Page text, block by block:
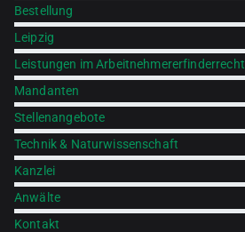
Bestellung
Leipzig
Leistungen im Arbeitnehmererfinderrecht
Mandanten
Stellenangebote
Technik & Naturwissenschaft
Kanzlei
Anwälte
Kontakt